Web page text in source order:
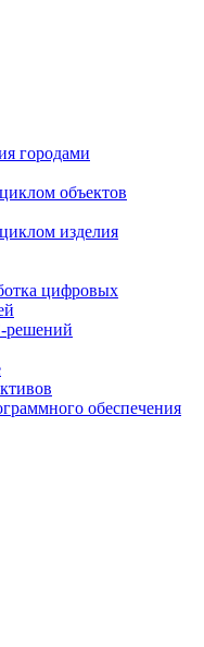
городами
объектов
изделия
цифровых
обеспечения